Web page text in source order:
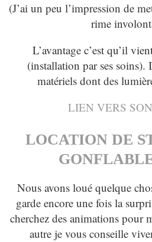
(J’ai un peu l’impression de
rime
L’avantage c’est qu’il
(installation par ses soins).
matériels dont des
LIEN VERS
LOCATION DE
Nous avons loué quelque
garde encore une fois la
cherchez des animations pour
autre je vous conseille